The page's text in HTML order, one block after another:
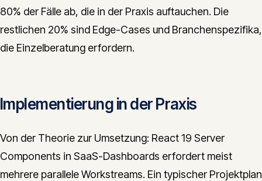
80% der Fälle ab, die in der Praxis auftauchen. Die
restlichen 20% sind Edge-Cases und Branchenspezifika,
die Einzelberatung erfordern.
Implementierung in der Praxis
Von der Theorie zur Umsetzung: React 19 Server
Components in SaaS-Dashboards erfordert meist
mehrere parallele Workstreams. Ein typischer Projektplan